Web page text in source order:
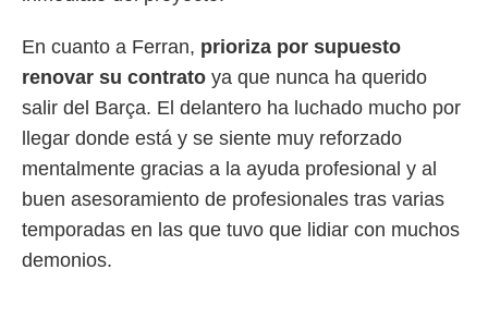
En cuanto a Ferran, prioriza por supuesto
renovar su contrato ya que nunca ha querido
salir del Barça. El delantero ha luchado mucho por
llegar donde está y se siente muy reforzado
mentalmente gracias a la ayuda profesional y al
buen asesoramiento de profesionales tras varias
temporadas en las que tuvo que lidiar con muchos
demonios.